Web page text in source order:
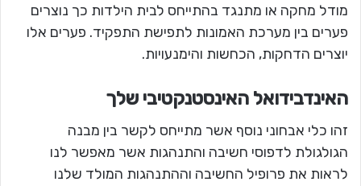
מודל מחקה או מתנגד בהתייחס לבית הילדות כך נוצרים
פערים בין מערכת האמונות לתפישת התפקיד. פערים אלו
יוצרים הדחקות, הכחשות והימנעויות.
האינדבידואל האינסטנקטיבי שלך
זהו כלי אבחוני נוסף אשר מתייחס לקשר בין מבנה
הגולגולת לדפוסי חשיבה והתנהגות אשר מאפשר לנו
לראות את פרופיל החשיבה וההתנהגות המולד שלנו